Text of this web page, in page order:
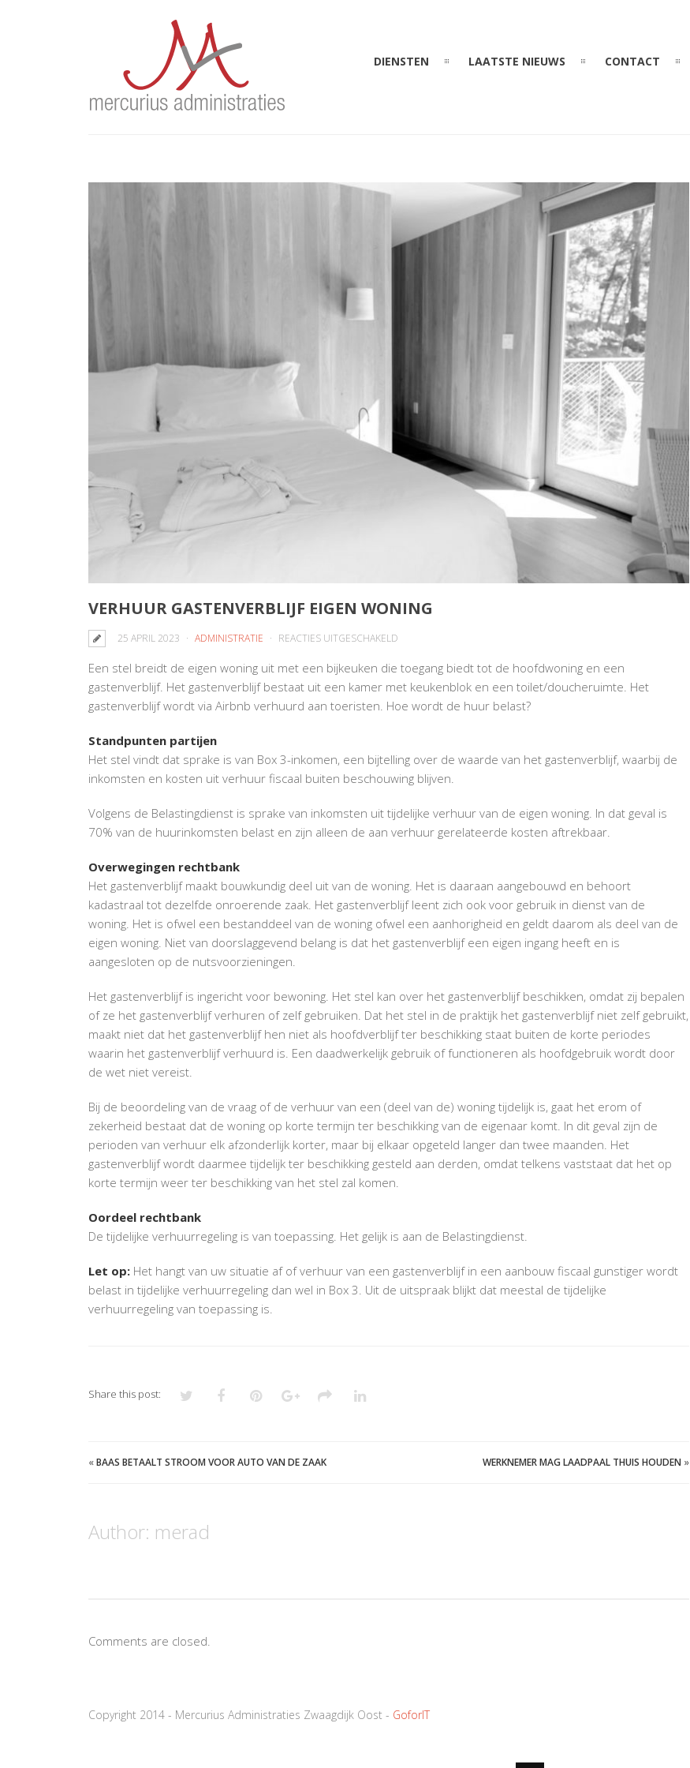
DIENSTEN LAATSTE NIEUWS CONTACT
VERHUUR GASTENVERBLIJF EIGEN WONING
25 APRIL 2023 ADMINISTRATIE REACTIES UITGESCHAKELD
GASTENVERBLIJF
EIGEN
WONING
Een stel breidt de eigen woning uit met een bijkeuken die toegang biedt tot de hoofdwoning en een
gastenverblijf. Het gastenverblijf bestaat uit een kamer met keukenblok en een toilet/doucheruimte. Het
gastenverblijf wordt via Airbnb verhuurd aan toeristen. Hoe wordt de huur belast?
Standpunten partijen
Het stel vindt dat sprake is van Box 3-inkomen, een bijtelling over de waarde van het gastenverblijf, waarbij de
inkomsten en kosten uit verhuur fiscaal buiten beschouwing blijven.
Volgens de Belastingdienst is sprake van inkomsten uit tijdelijke verhuur van de eigen woning. In dat geval is
70% van de huurinkomsten belast en zijn alleen de aan verhuur gerelateerde kosten aftrekbaar.
Overwegingen rechtbank
Het gastenverblijf maakt bouwkundig deel uit van de woning. Het is daaraan aangebouwd en behoort
kadastraal tot dezelfde onroerende zaak. Het gastenverblijf leent zich ook voor gebruik in dienst van de
woning. Het is ofwel een bestanddeel van de woning ofwel een aanhorigheid en geldt daarom als deel van de
eigen woning. Niet van doorslaggevend belang is dat het gastenverblijf een eigen ingang heeft en is
aangesloten op de nutsvoorzieningen.
Het gastenverblijf is ingericht voor bewoning. Het stel kan over het gastenverblijf beschikken, omdat zij bepalen
of ze het gastenverblijf verhuren of zelf gebruiken. Dat het stel in de praktijk het gastenverblijf niet zelf gebruikt,
maakt niet dat het gastenverblijf hen niet als hoofdverblijf ter beschikking staat buiten de korte periodes
waarin het gastenverblijf verhuurd is. Een daadwerkelijk gebruik of functioneren als hoofdgebruik wordt door
de wet niet vereist.
Bij de beoordeling van de vraag of de verhuur van een (deel van de) woning tijdelijk is, gaat het erom of
zekerheid bestaat dat de woning op korte termijn ter beschikking van de eigenaar komt. In dit geval zijn de
perioden van verhuur elk afzonderlijk korter, maar bij elkaar opgeteld langer dan twee maanden. Het
gastenverblijf wordt daarmee tijdelijk ter beschikking gesteld aan derden, omdat telkens vaststaat dat het op
korte termijn weer ter beschikking van het stel zal komen.
Oordeel rechtbank
De tijdelijke verhuurregeling is van toepassing. Het gelijk is aan de Belastingdienst.
Let op: Het hangt van uw situatie af of verhuur van een gastenverblijf in een aanbouw fiscaal gunstiger wordt
belast in tijdelijke verhuurregeling dan wel in Box 3. Uit de uitspraak blijkt dat meestal de tijdelijke
verhuurregeling van toepassing is.
Share this post:
«BAAS BETAALT STROOM VOOR AUTO VAN DE ZAAK WERKNEMER MAG LAADPAAL THUIS HOUDEN »
Author: merad
Comments are closed.
Copyright 2014 - Mercurius Administraties Zwaagdijk Oost - GoforIT